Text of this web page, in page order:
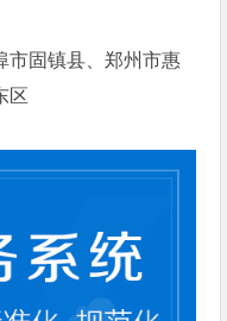
市固镇县、郑州市惠
区